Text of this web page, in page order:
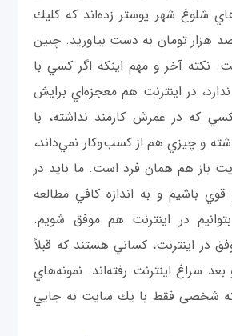
شلوغ شهر پوستر زده‌اند كه كليك
هزار تومان به دست بياوريد. چنين
آخر و مهم اينكه اگر كسي با
در اينترنت هم معجزه‌اي برايش
كه در عمرش كارمند نداشته، با
و چيزي هم از كسب‌وكار نمي‌داند،
باز هم همان فرد است. ما بايد در
باشيم و به اندازه كافي مطالعه
در اينترنت هم موفق شويم.
در اينترنت، كساني هستند كه قبلاً
سراغ اينترنت رفته‌اند. نمونه‌هاي
شخصی فقط با يك سايت به جايي